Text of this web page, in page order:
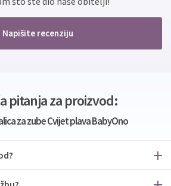
Napišite recenziju
pitanja za proizvod:
za zube Cvijet plava BabyOno